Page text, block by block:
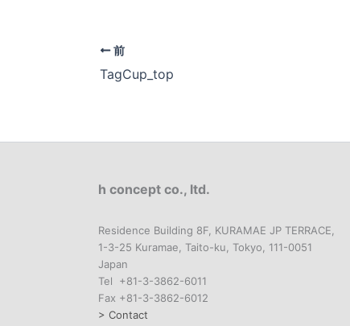
前
TagCup_top
h concept co., ltd.
Residence Building 8F, KURAMAE JP TERRACE,
1-3-25 Kuramae, Taito-ku, Tokyo, 111-0051
Japan
Tel +81-3-3862-6011
Fax +81-3-3862-6012
> Contact